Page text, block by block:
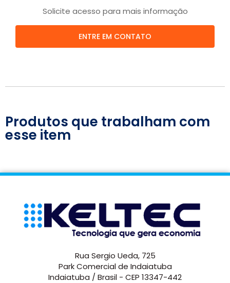
Solicite acesso para mais informação
ENTRE EM CONTATO
Produtos que trabalham com
esse item
Rua Sergio Ueda, 725
Park Comercial de Indaiatuba
Indaiatuba / Brasil - CEP 13347-442